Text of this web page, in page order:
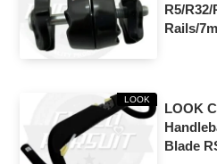
R5/
Rails/
LOOK
LOOK
Blade